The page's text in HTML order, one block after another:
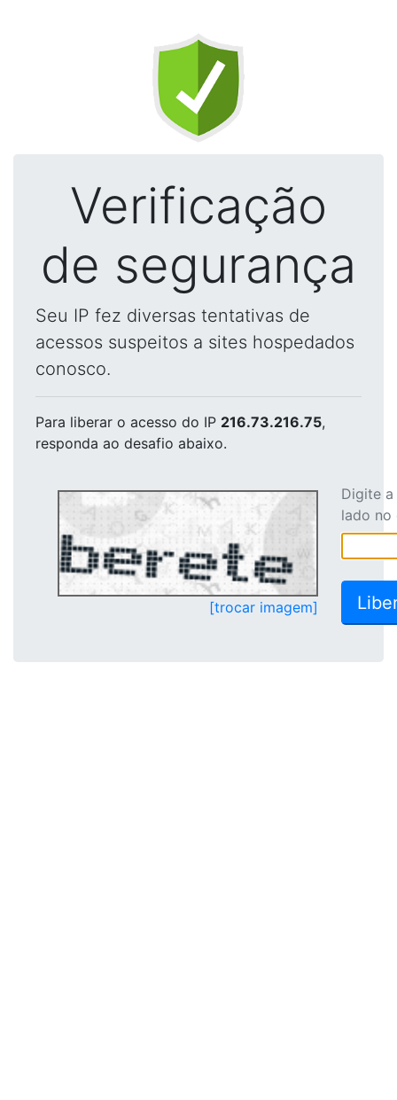
Verificação
de segurança
Seu IP fez diversas tentativas de
acessos suspeitos a sites hospedados
conosco.
Para liberar o acesso do IP 216.73.216.75,
responda ao desafio abaixo.
[trocar imagem]
Digite
lado no